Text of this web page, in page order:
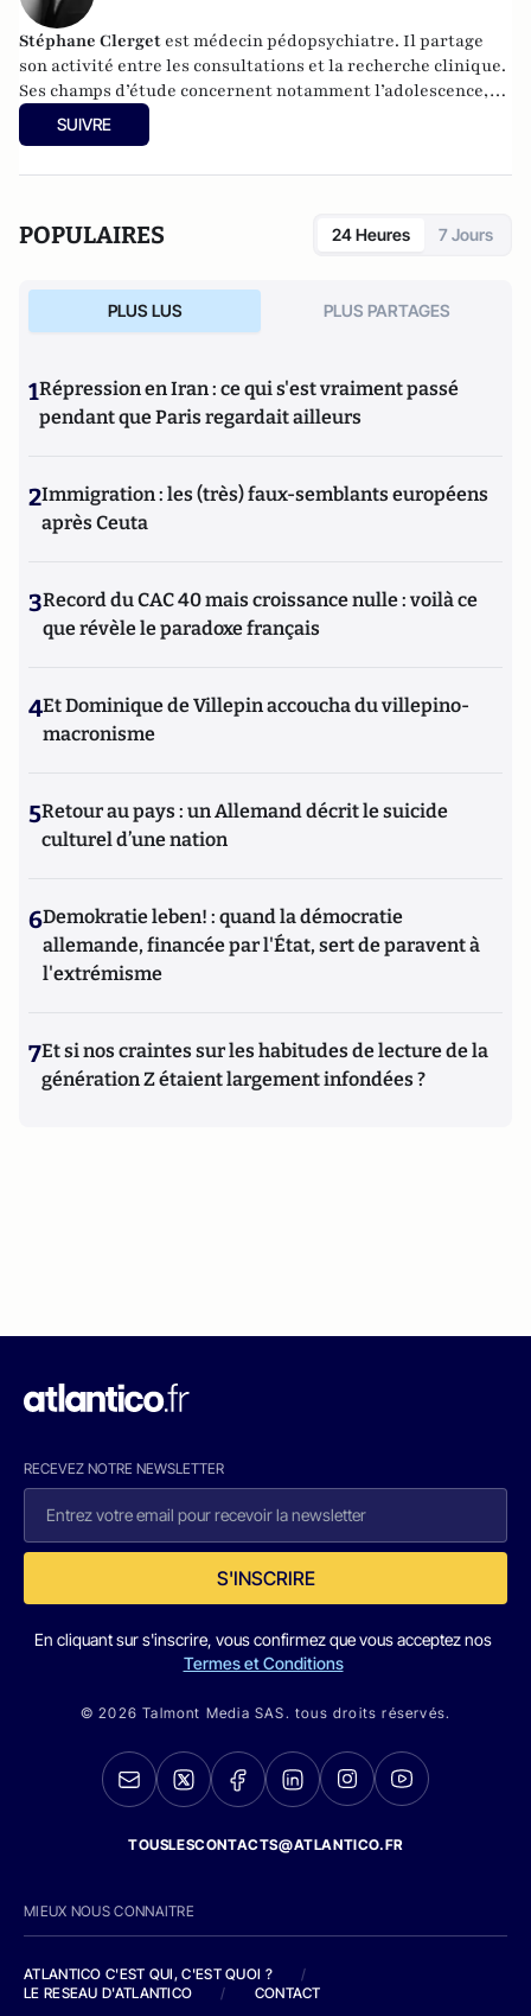
Stéphane Clerget est médecin pédopsychiatre. Il partage
son activité entre les consultations et la recherche clinique.
Ses champs d’étude concernent notamment l’adolescence,
les troubles émotionnels et les questions d’identité. Il a mis
en place à l’hôpital l’une des premières consultations d’aide
SUIVRE
POPULAIRES 24 Heures 7 Jours
PLUS LUS PLUS PARTAGES
1Répression en Iran : ce qui s'est vraiment passé
pendant que Paris regardait ailleurs
2Immigration : les (très) faux-semblants européens
après Ceuta
3Record du CAC 40 mais croissance nulle : voilà ce
que révèle le paradoxe français
4Et Dominique de Villepin accoucha du villepino-
macronisme
5Retour au pays : un Allemand décrit le suicide
culturel d’une nation
6Demokratie leben! : quand la démocratie
allemande, financée par l'État, sert de paravent à
l'extrémisme
7Et si nos craintes sur les habitudes de lecture de la
génération Z étaient largement infondées ?
RECEVEZ NOTRE NEWSLETTER
S'INSCRIRE
En cliquant sur s'inscrire, vous confirmez que vous acceptez nos
Termes et Conditions
© 2026 Talmont Media SAS. tous droits réservés.
TOUSLESCONTACTS@ATLANTICO.FR
MIEUX NOUS CONNAITRE
ATLANTICO C'EST QUI, C'EST QUOI ?
/
LE RESEAU D'ATLANTICO
/ CONTACT